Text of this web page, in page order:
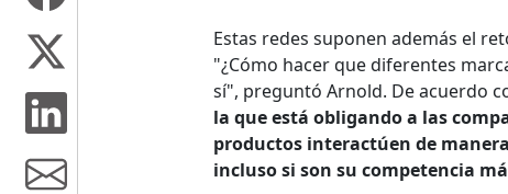
Estas redes suponen además el
"¿Cómo hacer que diferentes
sí", preguntó Arnold. De acuerdo
la que está obligando a las
productos interactúen de
incluso si son su competencia